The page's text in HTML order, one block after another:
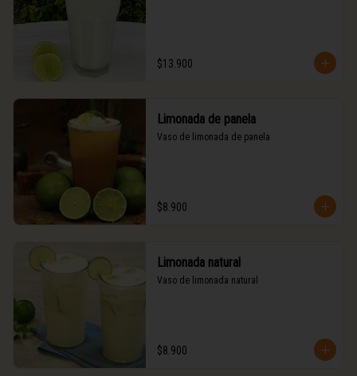
$13.900
Limonada de panela
Vaso de limonada de panela
$8.900
Limonada natural
Vaso de limonada natural
$8.900